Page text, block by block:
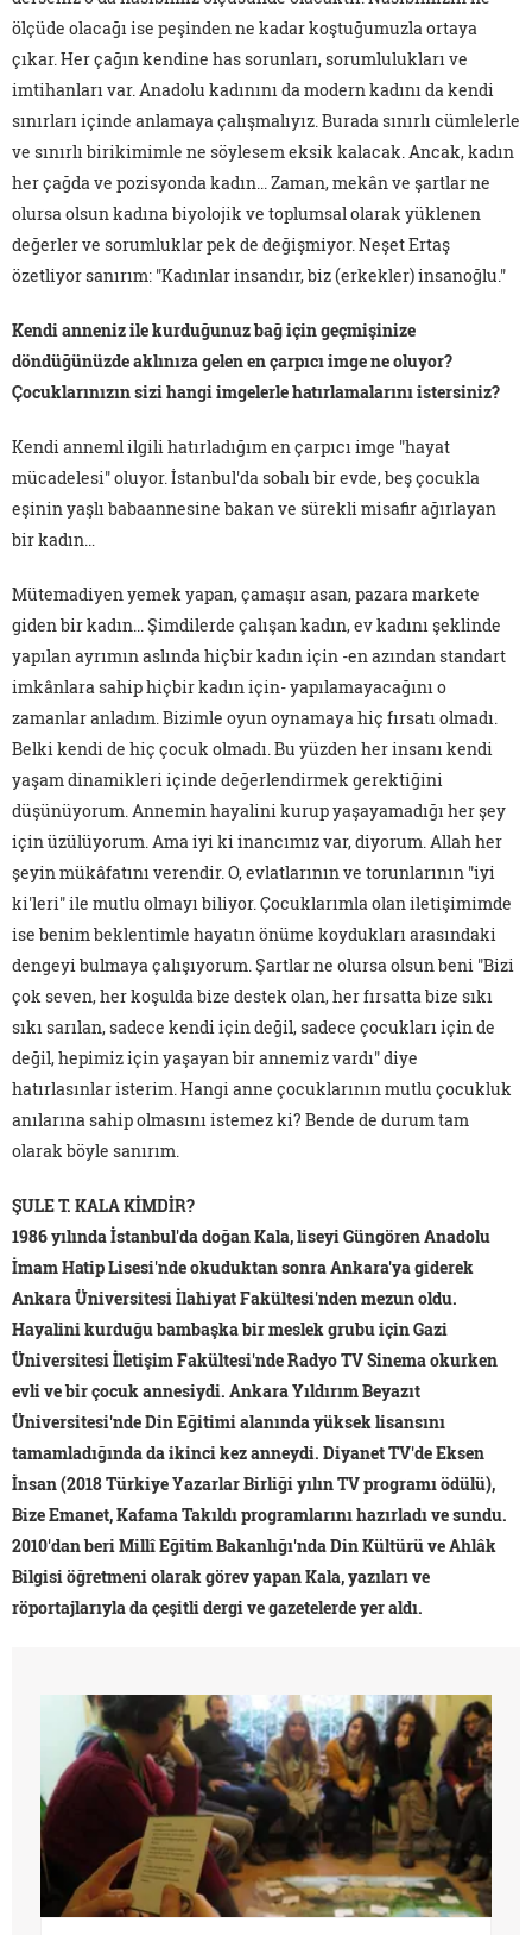
ölçüde olacağı ise peşinden ne kadar koştuğumuzla ortaya
çıkar. Her çağın kendine has sorunları, sorumlulukları ve
imtihanları var. Anadolu kadınını da modern kadını da kendi
sınırları içinde anlamaya çalışmalıyız. Burada sınırlı cümlelerle
ve sınırlı birikimimle ne söylesem eksik kalacak. Ancak, kadın
her çağda ve pozisyonda kadın... Zaman, mekân ve şartlar ne
olursa olsun kadına biyolojik ve toplumsal olarak yüklenen
değerler ve sorumluklar pek de değişmiyor. Neşet Ertaş
özetliyor sanırım: "Kadınlar insandır, biz (erkekler) insanoğlu."
Kendi anneniz ile kurduğunuz bağ için geçmişinize
döndüğünüzde aklınıza gelen en çarpıcı imge ne oluyor?
Çocuklarınızın sizi hangi imgelerle hatırlamalarını istersiniz?
Kendi anneml ilgili hatırladığım en çarpıcı imge "hayat
mücadelesi" oluyor. İstanbul'da sobalı bir evde, beş çocukla
eşinin yaşlı babaannesine bakan ve sürekli misafir ağırlayan
bir kadın…
Mütemadiyen yemek yapan, çamaşır asan, pazara markete
giden bir kadın... Şimdilerde çalışan kadın, ev kadını şeklinde
yapılan ayrımın aslında hiçbir kadın için -en azından standart
imkânlara sahip hiçbir kadın için- yapılamayacağını o
zamanlar anladım. Bizimle oyun oynamaya hiç fırsatı olmadı.
Belki kendi de hiç çocuk olmadı. Bu yüzden her insanı kendi
yaşam dinamikleri içinde değerlendirmek gerektiğini
düşünüyorum. Annemin hayalini kurup yaşayamadığı her şey
için üzülüyorum. Ama iyi ki inancımız var, diyorum. Allah her
şeyin mükâfatını verendir. O, evlatlarının ve torunlarının "iyi
ki'leri" ile mutlu olmayı biliyor. Çocuklarımla olan iletişimimde
ise benim beklentimle hayatın önüme koydukları arasındaki
dengeyi bulmaya çalışıyorum. Şartlar ne olursa olsun beni "Bizi
çok seven, her koşulda bize destek olan, her fırsatta bize sıkı
sıkı sarılan, sadece kendi için değil, sadece çocukları için de
değil, hepimiz için yaşayan bir annemiz vardı" diye
hatırlasınlar isterim. Hangi anne çocuklarının mutlu çocukluk
anılarına sahip olmasını istemez ki? Bende de durum tam
olarak böyle sanırım.
ŞULE T. KALA KİMDİR?
1986 yılında İstanbul'da doğan Kala, liseyi Güngören Anadolu
İmam Hatip Lisesi'nde okuduktan sonra Ankara'ya giderek
Ankara Üniversitesi İlahiyat Fakültesi'nden mezun oldu.
Hayalini kurduğu bambaşka bir meslek grubu için Gazi
Üniversitesi İletişim Fakültesi'nde Radyo TV Sinema okurken
evli ve bir çocuk annesiydi. Ankara Yıldırım Beyazıt
Üniversitesi'nde Din Eğitimi alanında yüksek lisansını
tamamladığında da ikinci kez anneydi. Diyanet TV'de Eksen
İnsan (2018 Türkiye Yazarlar Birliği yılın TV programı ödülü),
Bize Emanet, Kafama Takıldı programlarını hazırladı ve sundu.
2010'dan beri Millî Eğitim Bakanlığı'nda Din Kültürü ve Ahlâk
Bilgisi öğretmeni olarak görev yapan Kala, yazıları ve
röportajlarıyla da çeşitli dergi ve gazetelerde yer aldı.